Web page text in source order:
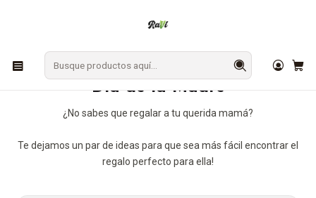
Día de la Madre
¿No sabes que regalar a tu querida mamá?
Te dejamos un par de ideas para que sea más fácil encontrar el
regalo perfecto para ella!